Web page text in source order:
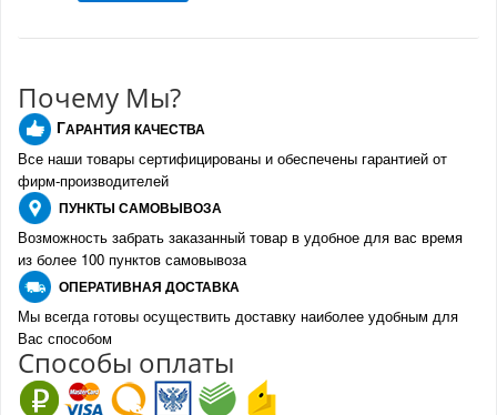
Почему Мы?
ГАРАНТИЯ КАЧЕСТВА
Все наши товары сертифицированы и обеспечены гарантией от
фирм-производителей
ПУНКТЫ САМОВЫВОЗА
Возможность забрать заказанный товар в удобное для вас время
из более 100 пунктов самовывоза
ОПЕРАТИВНАЯ ДОСТАВКА
Мы всегда готовы осуществить доставку наиболее удобным для
Вас способом
Способы оплаты